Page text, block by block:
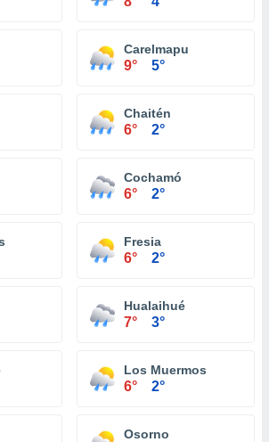
Carelmapu
9° 5°
Chaitén
6° 2°
Cochamó
6° 2°
Fresia
6° 2°
Hualaihué
7° 3°
Los Muermos
6° 2°
Osorno